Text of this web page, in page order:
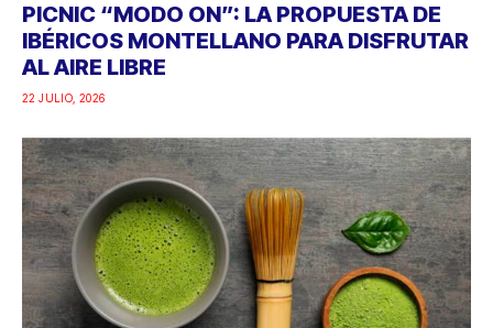
PICNIC “MODO ON”: LA PROPUESTA DE
IBÉRICOS MONTELLANO PARA DISFRUTAR
AL AIRE LIBRE
22 JULIO, 2026